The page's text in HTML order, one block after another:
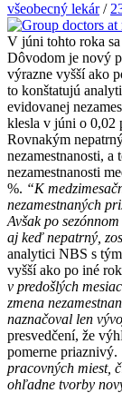
všeobecný lekár/
V júni tohto roka
Dôvodom je nový
výrazne vyšší ako
to konštatujú
evidovanej
klesla v júni o 0,02
Rovnakým
nezamestnanosti, a
nezamestnanosti
%. “K
nezamestnaných
Avšak po
aj keď nepatrný,
analytici NBS s
vyšší ako po iné
v predošlých
zmena
naznačoval len
presvedčení, že
pomerne priaznivý.
pracovných miest,
ohľadne tvorby